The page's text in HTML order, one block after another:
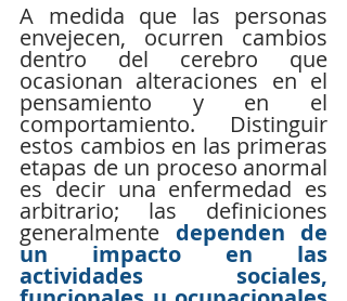
A medida que las personas
envejecen, ocurren cambios
dentro del cerebro que
ocasionan alteraciones en el
pensamiento y en el
comportamiento. Distinguir
estos cambios en las primeras
etapas de un proceso anormal
es decir una enfermedad es
arbitrario; las definiciones
generalmente dependen de
un impacto en las
actividades sociales,